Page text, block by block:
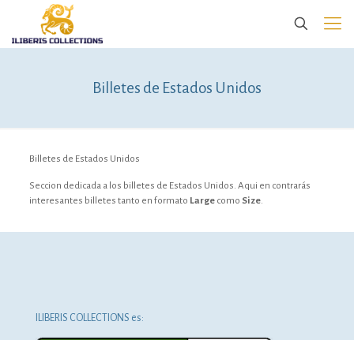
Billetes de Estados Unidos
Billetes de Estados Unidos
Seccion dedicada a los billetes de Estados Unidos. Aqui en contrarás
interesantes billetes tanto en formato Largecomo Size.
ILIBERIS COLLECTIONS es: